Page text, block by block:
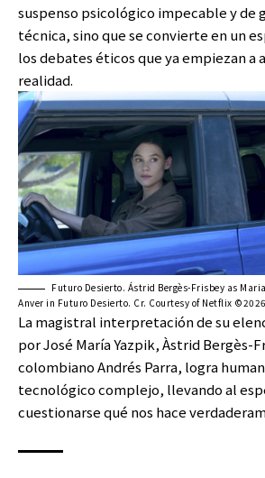
suspenso psicológico impecable y de
técnica, sino que se convierte en un
los debates éticos que ya empiezan a
realidad.
Futuro Desierto. Ástrid Bergès-Frisbey as
Anver in Futuro Desierto. Cr. Courtesy of Netflix
La magistral interpretación de su
por José María Yazpik, Àstrid Bergès-
colombiano Andrés Parra, logra
tecnológico complejo, llevando al
cuestionarse qué nos hace